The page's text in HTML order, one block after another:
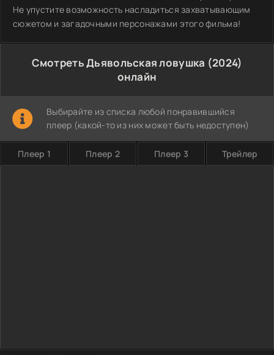
Не упустите возможность насладиться захватывающим
сюжетом и загадочными персонажами этого фильма!
Смотреть Дьявольская ловушка (2024)
онлайн
Выбирайте из списка любой понравившийся
плеер (какой-то из них может быть недоступен)
Плеер 1 Плеер 2 Плеер 3 Трейлер